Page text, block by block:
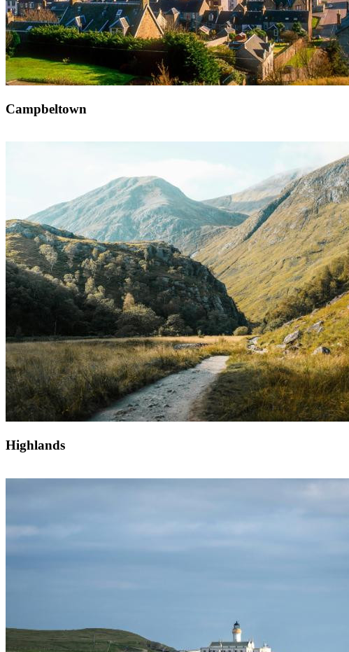
Campbeltown
Highlands